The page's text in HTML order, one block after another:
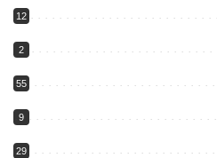
12
2
55
9
29